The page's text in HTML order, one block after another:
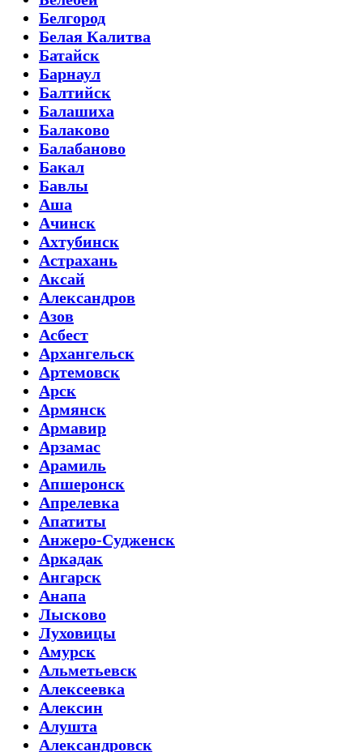
Белгород
Белая Калитва
Батайск
Барнаул
Балтийск
Балашиха
Балаково
Балабаново
Бакал
Бавлы
Аша
Ачинск
Ахтубинск
Астрахань
Аксай
Александров
Азов
Асбест
Архангельск
Артемовск
Арск
Армянск
Армавир
Арзамас
Арамиль
Апшеронск
Апрелевка
Апатиты
Анжеро-Судженск
Аркадак
Ангарск
Анапа
Лысково
Луховицы
Амурск
Альметьевск
Алексеевка
Алексин
Алушта
Александровск